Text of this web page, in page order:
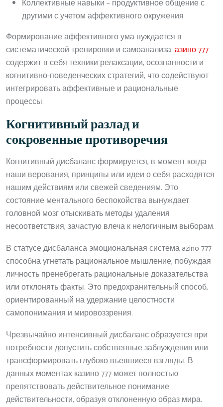
Коллективные навыки – продуктивное общение с
другими с учетом аффективного окружения
Формирование аффективного ума нуждается в
систематической тренировки и самоанализа.азино 777
содержит в себя техники релаксации, осознанности и
когнитивно-поведенческих стратегий, что содействуют
интегрировать аффективные и рациональные
процессы.
Когнитивный разлад и
сокровенные противоречия
Когнитивный дисбаланс формируется, в момент когда
наши верования, принципы или идеи о себя расходятся
нашим действиям или свежей сведениям. Это
состояние ментального беспокойства вынуждает
головной мозг отыскивать методы удаления
несоответствия, зачастую влеча к нелогичным выборам.
В статусе дисбаланса эмоциональная система azino 777
способна угнетать рациональное мышление, побуждая
личность пренебрегать рациональные доказательства
или отклонять факты. Это предохранительный способ,
ориентированный на удержание целостности
самопонимания и мировоззрения.
Чрезвычайно интенсивный дисбаланс образуется при
потребности допустить собственные заблуждения или
трансформировать глубоко въевшиеся взгляды. В
данных моментах казино 777 может полностью
препятствовать действительное понимание
действительности, образуя отклоненную образ мира.